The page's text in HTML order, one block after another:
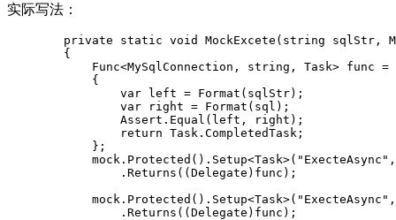
实际写法：
private static void MockExcete(string sqlStr,
        {
Func<MySqlConnection, string, Task> func =
            {
                var left = Format(sqlStr);
                var right = Format(sql);
                Assert.Equal(left, right);
                return Task.CompletedTask;
            };
                .Returns((Delegate)func);
                .Returns((Delegate)func);